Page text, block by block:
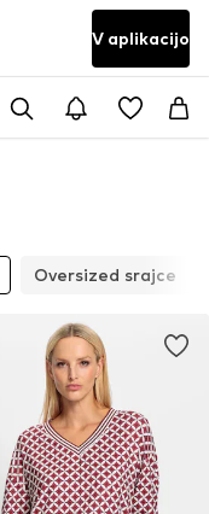
V aplikacijo
Oversized srajce